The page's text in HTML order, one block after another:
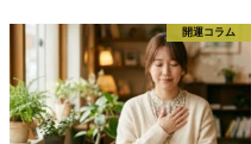
開運コラム